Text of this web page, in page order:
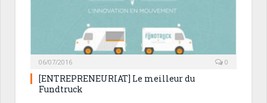
06/07/2016 0
[ENTREPRENEURIAT] Le meilleur du
Fundtruck